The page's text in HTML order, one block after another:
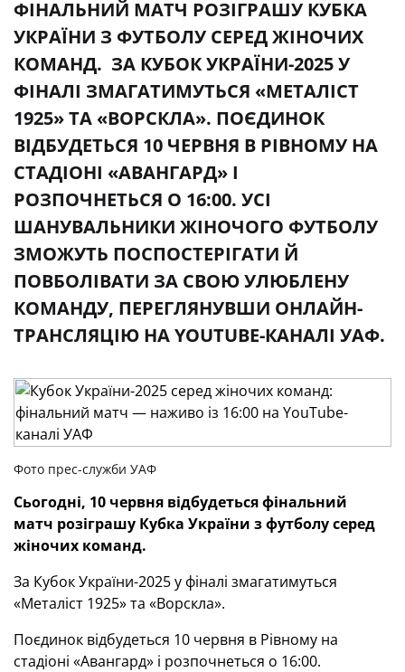
ФІНАЛЬНИЙ МАТЧ РОЗІГРАШУ КУБКА
УКРАЇНИ З ФУТБОЛУ СЕРЕД ЖІНОЧИХ
КОМАНД. ЗА КУБОК УКРАЇНИ-2025 У
ФІНАЛІ ЗМАГАТИМУТЬСЯ «МЕТАЛІСТ
1925» ТА «ВОРСКЛА». ПОЄДИНОК
ВІДБУДЕТЬСЯ 10 ЧЕРВНЯ В РІВНОМУ НА
СТАДІОНІ «АВАНГАРД» І
РОЗПОЧНЕТЬСЯ О 16:00. УСІ
ШАНУВАЛЬНИКИ ЖІНОЧОГО ФУТБОЛУ
ЗМОЖУТЬ ПОСПОСТЕРІГАТИ Й
ПОВБОЛІВАТИ ЗА СВОЮ УЛЮБЛЕНУ
КОМАНДУ, ПЕРЕГЛЯНУВШИ ОНЛАЙН-
ТРАНСЛЯЦІЮ НА YOUTUBE-КАНАЛІ УАФ.
Фото прес-служби УАФ
Сьогодні, 10 червня відбудеться фінальний
матч розіграшу Кубка України з футболу серед
жіночих команд.
За Кубок України-2025 у фіналі змагатимуться
«Металіст 1925» та «Ворскла».
Поєдинок відбудеться 10 червня в Рівному на
стадіоні «Авангард» і розпочнеться о 16:00.